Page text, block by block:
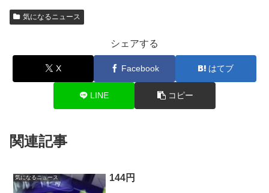
気になるニュース
シェアする
X Facebook はてブ
LINE コピー
関連記事
気になるニュース 144円